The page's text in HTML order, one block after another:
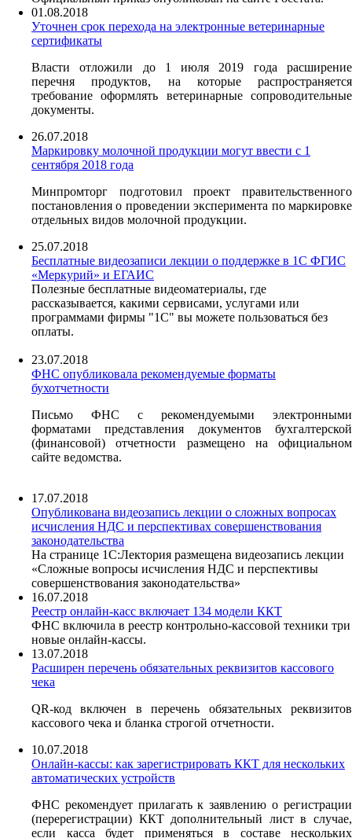
01.08.2018
Уточнен срок перехода на электронные ветеринарные
сертификаты
Власти отложили до 1 июля 2019 года расширение
перечня продуктов, на которые распространяется
требование оформлять ветеринарные сопроводительные
документы.
26.07.2018
Маркировку молочной продукции могут ввести с 1
сентября 2018 года
Минпромторг подготовил проект правительственного
постановления о проведении эксперимента по маркировке
отдельных видов молочной продукции.
25.07.2018
Бесплатные видеозаписи лекции о поддержке в 1С ФГИС
«Меркурий» и ЕГАИС
Полезные бесплатные видеоматериалы, где
рассказывается, какими сервисами, услугами или
программами фирмы "1С" вы можете пользоваться без
оплаты.
23.07.2018
ФНС опубликовала рекомендуемые форматы
бухотчетности
Письмо ФНС с рекомендуемыми электронными
форматами представления документов бухгалтерской
(финансовой) отчетности размещено на официальном
сайте ведомства.
17.07.2018
Опубликована видеозапись лекции о сложных вопросах
исчисления НДС и перспективах совершенствования
законодательства
На странице 1С:Лектория размещена видеозапись лекции
«Сложные вопросы исчисления НДС и перспективы
совершенствования законодательства»
16.07.2018
Реестр онлайн-касс включает 134 модели ККТ
ФНС включила в реестр контрольно-кассовой техники три
новые онлайн-кассы.
13.07.2018
Расширен перечень обязательных реквизитов кассового
чека
QR-код включен в перечень обязательных реквизитов
кассового чека и бланка строгой отчетности.
10.07.2018
Онлайн-кассы: как зарегистрировать ККТ для нескольких
автоматических устройств
ФНС рекомендует прилагать к заявлению о регистрации
(перерегистрации) ККТ дополнительный лист в случае,
если касса будет применяться в составе нескольких